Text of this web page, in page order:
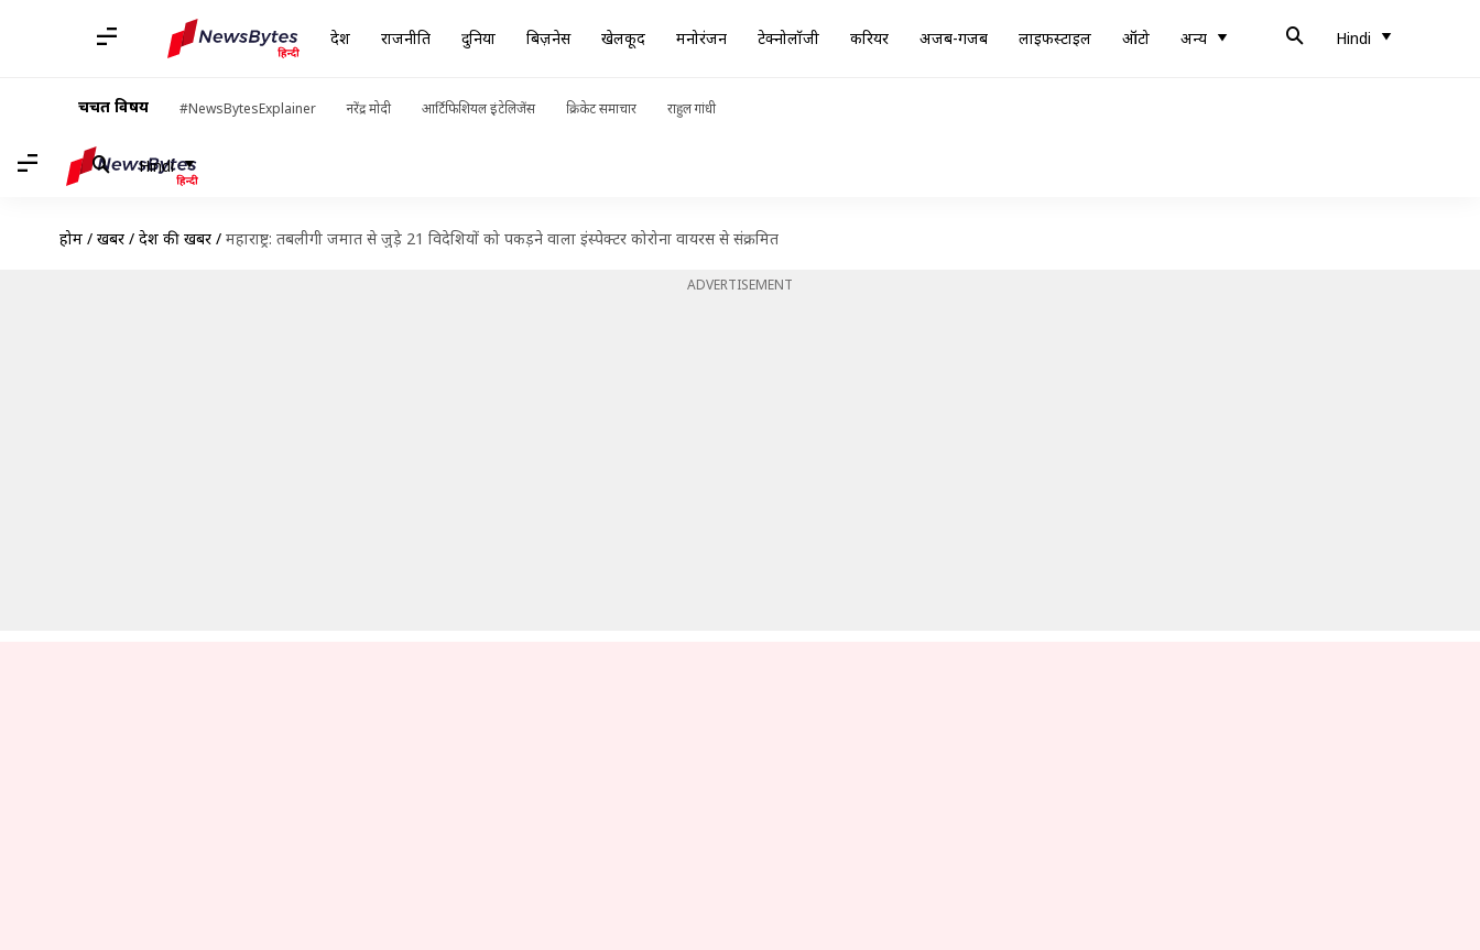
देश राजनीति दुनिया बिज़नेस खेलकूद मनोरंजन टेक्नोलॉजी करियर अजब-गजब लाइफस्टाइल ऑटो अन्य Hindi
चर्चित विषय #NewsBytesExplainer नरेंद्र मोदी आर्टिफिशियल इंटेलिजेंस क्रिकेट समाचार राहुल गांधी
Hindi
होम / खबरें / देश की खबरें / महाराष्ट्र: तबलीगी जमात से जुड़े 21 विदेशियों को पकड़ने वाला इंस्पेक्टर कोरोना वायरस से संक्रमित
ADVERTISEMENT